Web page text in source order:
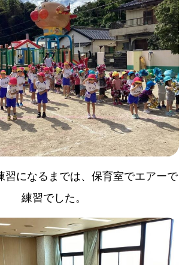
習になるまでは、保育室でエアーで
練習でした。